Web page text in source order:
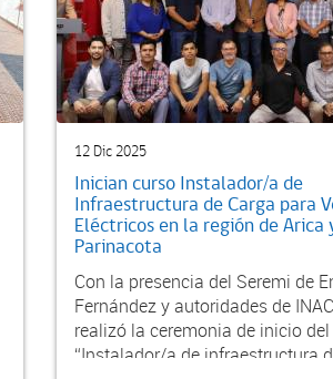
12 Dic 2025
Inician curso Instalador/a de
Infraestructura de Carga para
Eléctricos en la región de Arica
Parinacota
Con la presencia del Seremi de
Fernández y autoridades de
realizó la ceremonia de inicio
“Instalador/a de infraestructura